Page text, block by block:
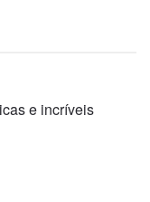
e incríveis